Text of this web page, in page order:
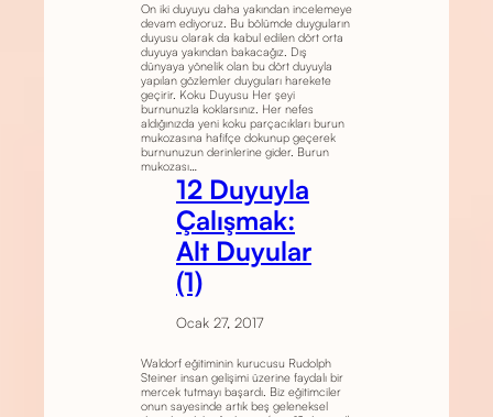
On iki duyuyu daha yakından incelemeye
devam ediyoruz. Bu bölümde duyguların
duyusu olarak da kabul edilen dört orta
duyuya yakından bakacağız. Dış
dünyaya yönelik olan bu dört duyuyla
yapılan gözlemler duyguları harekete
geçirir. Koku Duyusu Her şeyi
burnunuzla koklarsınız. Her nefes
aldığınızda yeni koku parçacıkları burun
mukozasına hafifçe dokunup geçerek
burnunuzun derinlerine gider. Burun
mukozası…
12 Duyuyla
Çalışmak:
Alt Duyular
(1)
Ocak 27, 2017
Waldorf eğitiminin kurucusu Rudolph
Steiner insan gelişimi üzerine faydalı bir
mercek tutmayı başardı. Biz eğitimciler
onun sayesinde artık beş geleneksel